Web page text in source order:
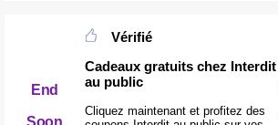
End
Soon
Vérifié
Cadeaux gratuits chez Interdit
au public
Cliquez maintenant et profitez des